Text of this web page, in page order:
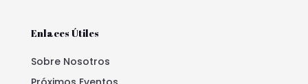
Enlaces Útiles
Sobre Nosotros